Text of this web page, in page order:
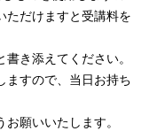
ただけますと受講料を
き添えてください。
ますので、当日お持ち
願いいたします。